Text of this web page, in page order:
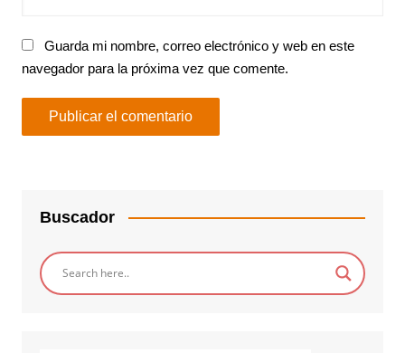
Guarda mi nombre, correo electrónico y web en este
navegador para la próxima vez que comente.
Buscador